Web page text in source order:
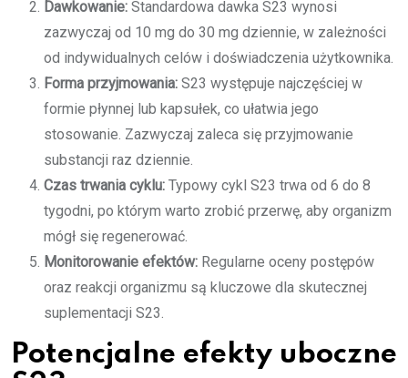
Dawkowanie: Standardowa dawka S23 wynosi
zazwyczaj od 10 mg do 30 mg dziennie, w zależności
od indywidualnych celów i doświadczenia użytkownika.
Forma przyjmowania: S23 występuje najczęściej w
formie płynnej lub kapsułek, co ułatwia jego
stosowanie. Zazwyczaj zaleca się przyjmowanie
substancji raz dziennie.
Czas trwania cyklu: Typowy cykl S23 trwa od 6 do 8
tygodni, po którym warto zrobić przerwę, aby organizm
mógł się regenerować.
Monitorowanie efektów: Regularne oceny postępów
oraz reakcji organizmu są kluczowe dla skutecznej
suplementacji S23.
Potencjalne efekty uboczne